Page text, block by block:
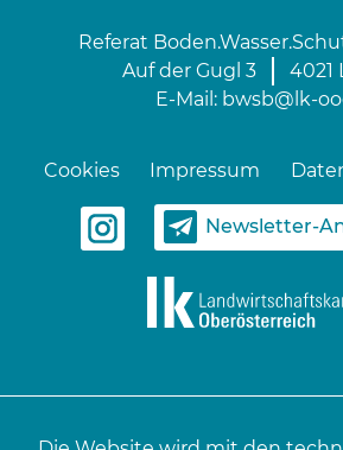
Referat
Auf der Gugl 3
4021
E-Mail: bwsb@lk-
Cookies Impressum
Newsletter-